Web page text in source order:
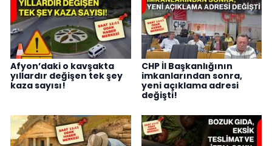
Afyon’daki o kavşakta
yıllardır değişen tek şey
kaza sayısı!
CHP İl Başkanlığının
imkanlarından sonra,
yeni açıklama adresi
değişti!